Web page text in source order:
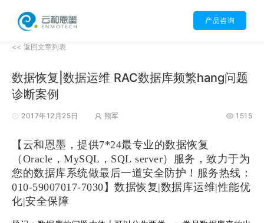
产品咨询
<< 返回文章列表
数据恢复|数据运维 RAC数据库频繁hang问题
诊断案例
2017年12月25日 熊军 1515
【云和恩墨，提供7*24最专业的数据恢复
（Oracle，MySQL，SQL server）服务，致力于为
您的数据库系统做最后一道安全防护！ 服务热线：
010-59007017-7030】数据恢复|数据库运维|性能优
化|安全保障